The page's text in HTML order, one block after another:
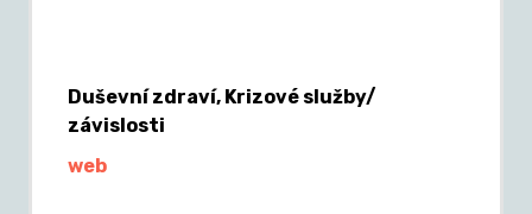
Duševní zdraví, Krizové služby/
závislosti
web